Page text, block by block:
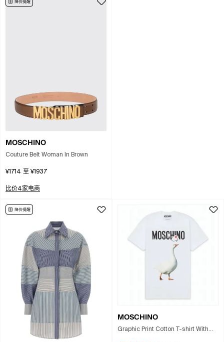
MOSCHINO
Couture Belt Woman In Brown
¥1714 至 ¥1937
比价4家电商
MOSCHINO
Graphic Print Cotton T-shirt With